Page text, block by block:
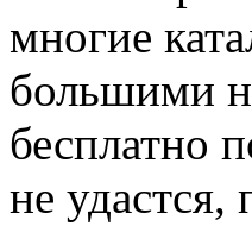
многие
большими
бесплатно
не удастся,